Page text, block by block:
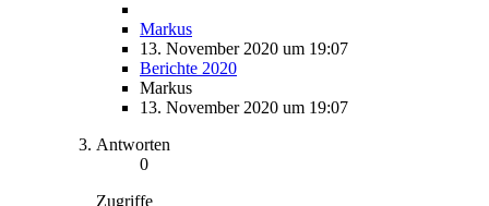
Markus
13. November 2020 um 19:07
Berichte 2020
Markus
13. November 2020 um 19:07
Antworten
0
Zugriffe